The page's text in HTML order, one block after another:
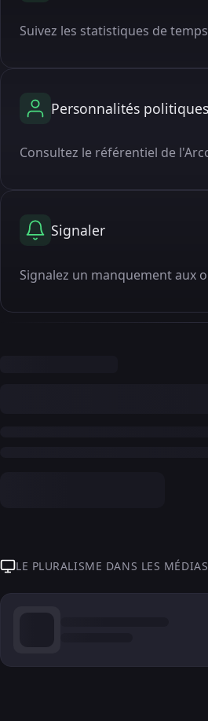
Suivez les statistiques de
Personnalités politiques
Consultez le référentiel de
Signaler
Signalez un manquement aux
LE PLURALISME DANS LES MÉDIAS